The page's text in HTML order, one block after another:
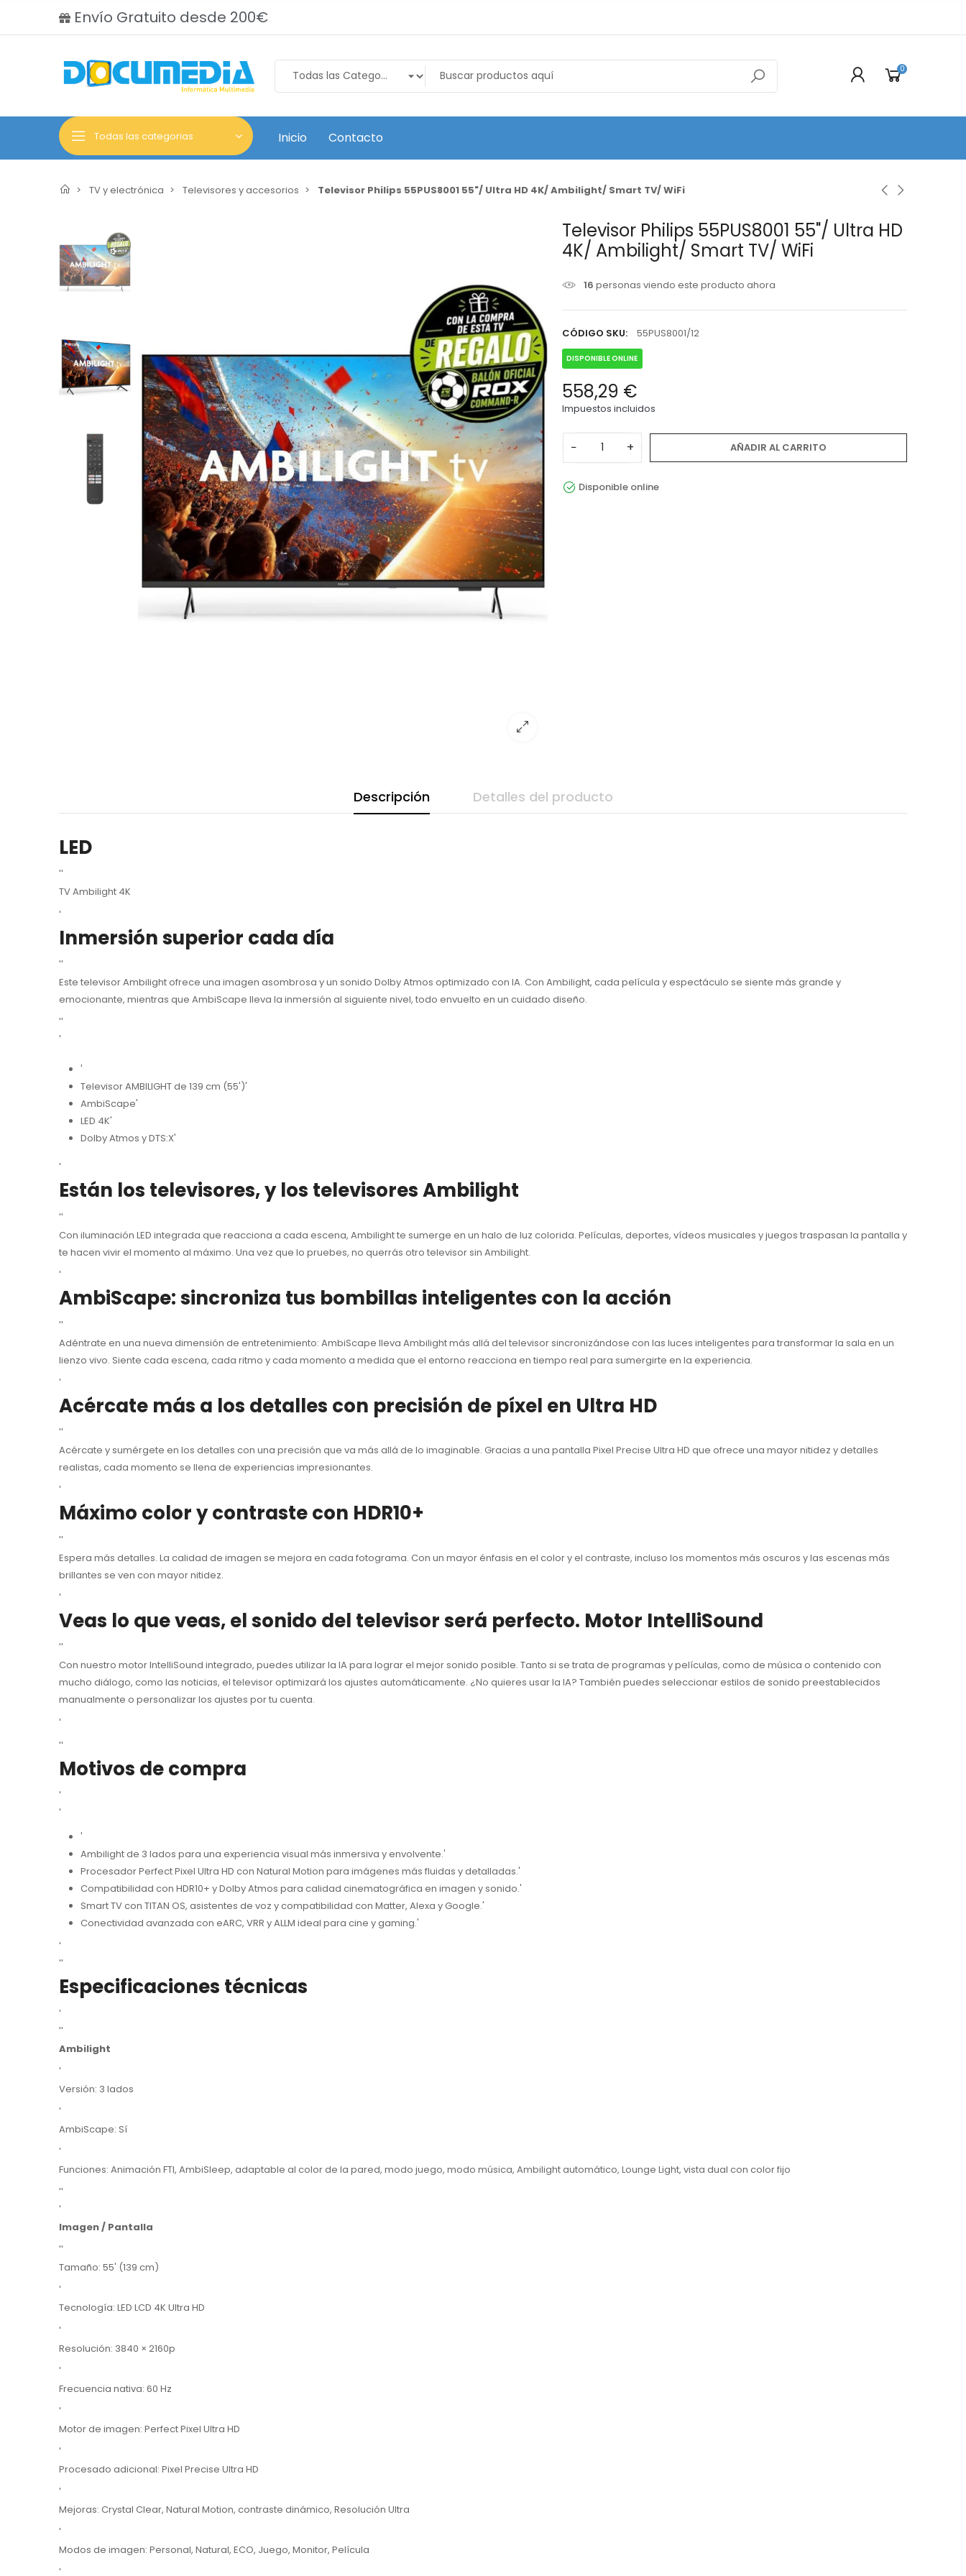
Envío Gratuito desde 200€
0
Todas las categorias Inicio Contacto
TV y electrónica Televisores y accesorios Televisor Philips 55PUS8001 55"/ Ultra HD 4K/ Ambilight/ Smart TV/ WiFi
Televisor Philips 55PUS8001 55"/ Ultra HD
4K/ Ambilight/ Smart TV/ WiFi
16 personas viendo este producto ahora
CÓDIGO SKU: 55PUS8001/12
DISPONIBLE ONLINE
558,29 €
Impuestos incluidos
− + AÑADIR AL CARRITO
Disponible online
Descripción Detalles del producto
LED
''
TV Ambilight 4K
'
Inmersión superior cada día
''
Este televisor Ambilight ofrece una imagen asombrosa y un sonido Dolby Atmos optimizado con IA. Con Ambilight, cada película y espectáculo se siente más grande y
emocionante, mientras que AmbiScape lleva la inmersión al siguiente nivel, todo envuelto en un cuidado diseño.
''
'
'
Televisor AMBILIGHT de 139 cm (55')'
AmbiScape'
LED 4K'
Dolby Atmos y DTS:X'
'
Están los televisores, y los televisores Ambilight
''
Con iluminación LED integrada que reacciona a cada escena, Ambilight te sumerge en un halo de luz colorida. Películas, deportes, vídeos musicales y juegos traspasan la pantalla y
te hacen vivir el momento al máximo. Una vez que lo pruebes, no querrás otro televisor sin Ambilight.
'
AmbiScape: sincroniza tus bombillas inteligentes con la acción
''
Adéntrate en una nueva dimensión de entretenimiento: AmbiScape lleva Ambilight más allá del televisor sincronizándose con las luces inteligentes para transformar la sala en un
lienzo vivo. Siente cada escena, cada ritmo y cada momento a medida que el entorno reacciona en tiempo real para sumergirte en la experiencia.
'
Acércate más a los detalles con precisión de píxel en Ultra HD
''
Acércate y sumérgete en los detalles con una precisión que va más allá de lo imaginable. Gracias a una pantalla Pixel Precise Ultra HD que ofrece una mayor nitidez y detalles
realistas, cada momento se llena de experiencias impresionantes.
'
Máximo color y contraste con HDR10+
''
Espera más detalles. La calidad de imagen se mejora en cada fotograma. Con un mayor énfasis en el color y el contraste, incluso los momentos más oscuros y las escenas más
brillantes se ven con mayor nitidez.
'
Veas lo que veas, el sonido del televisor será perfecto. Motor IntelliSound
''
Con nuestro motor IntelliSound integrado, puedes utilizar la IA para lograr el mejor sonido posible. Tanto si se trata de programas y películas, como de música o contenido con
mucho diálogo, como las noticias, el televisor optimizará los ajustes automáticamente. ¿No quieres usar la IA? También puedes seleccionar estilos de sonido preestablecidos
manualmente o personalizar los ajustes por tu cuenta.
'
''
Motivos de compra
'
'
'
Ambilight de 3 lados para una experiencia visual más inmersiva y envolvente.'
Procesador Perfect Pixel Ultra HD con Natural Motion para imágenes más fluidas y detalladas.'
Compatibilidad con HDR10+ y Dolby Atmos para calidad cinematográfica en imagen y sonido.'
Smart TV con TITAN OS, asistentes de voz y compatibilidad con Matter, Alexa y Google.'
Conectividad avanzada con eARC, VRR y ALLM ideal para cine y gaming.'
'
''
Especificaciones técnicas
'
''
Ambilight
'
Versión: 3 lados
'
AmbiScape: Sí
'
Funciones: Animación FTI, AmbiSleep, adaptable al color de la pared, modo juego, modo música, Ambilight automático, Lounge Light, vista dual con color fijo
''
'
Imagen / Pantalla
''
Tamaño: 55' (139 cm)
'
Tecnología: LED LCD 4K Ultra HD
'
Resolución: 3840 × 2160p
'
Frecuencia nativa: 60 Hz
'
Motor de imagen: Perfect Pixel Ultra HD
'
Procesado adicional: Pixel Precise Ultra HD
'
Mejoras: Crystal Clear, Natural Motion, contraste dinámico, Resolución Ultra
'
Modos de imagen: Personal, Natural, ECO, Juego, Monitor, Película
'